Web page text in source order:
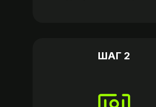
ШАГ 2